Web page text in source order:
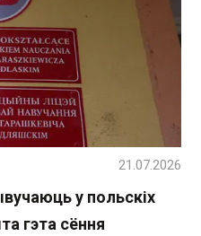
у польскіх
гэта сёння
21.07.2026